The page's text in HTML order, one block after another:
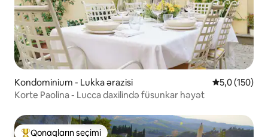
Kondominium - Lukka ərazisi Ortalama
5,0 (150)
Korte Paolina - Lucca daxilində füsunkar həyət
Qonaqların seçimi